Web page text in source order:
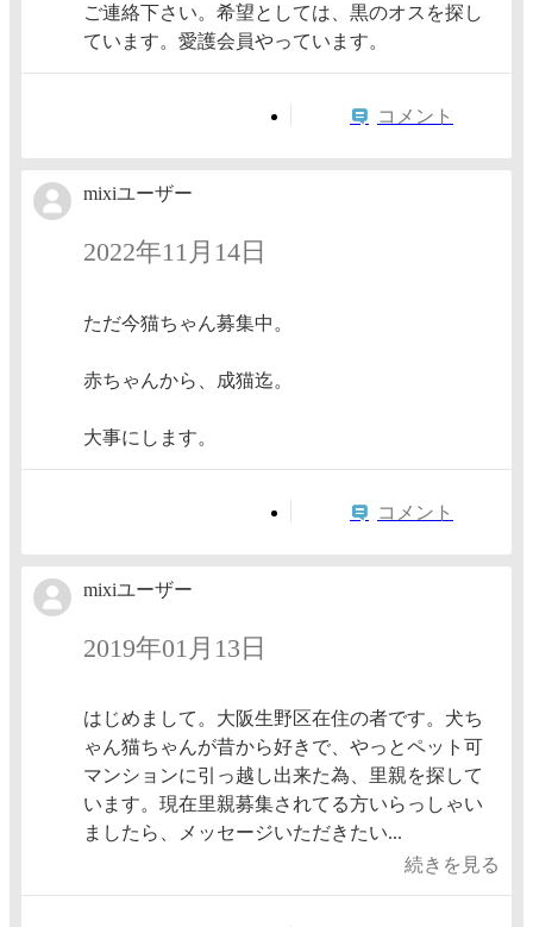
ご連絡下さい。希望としては、黒のオスを探し
ています。愛護会員やっています。
コメント
mixiユーザー
2022年11月14日
ただ今猫ちゃん募集中。
赤ちゃんから、成猫迄。
大事にします。
コメント
mixiユーザー
2019年01月13日
はじめまして。大阪生野区在住の者です。犬ち
ゃん猫ちゃんが昔から好きで、やっとペット可
マンションに引っ越し出来た為、里親を探して
います。現在里親募集されてる方いらっしゃい
ましたら、メッセージいただきたい...
続きを見る